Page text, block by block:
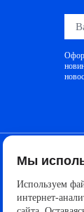
Мы
Используем
интернет-